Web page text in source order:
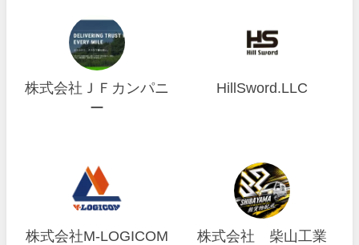
株式会社ＪＦカンパニ
ー
HillSword.LLC
株式会社M-LOGICOM 株式会社 柴山工業